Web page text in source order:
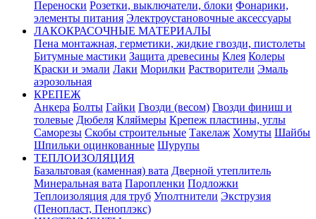
Переноски Розетки, выключатели, блоки Фонарики,
элементы питания Электроустановочные аксессуары
ЛАКОКРАСОЧНЫЕ МАТЕРИАЛЫ
Пена монтажная, герметики, жидкие гвозди, пистолеты
Битумные мастики Защита древесины Клея Колеры
Краски и эмали Лаки Морилки Растворители Эмаль
аэрозольная
КРЕПЕЖ
Анкера Болты Гайки Гвозди (весом) Гвозди финиш и
толевые Дюбеля Кляймеры Крепеж пластины, углы
Саморезы Скобы строительные Такелаж Хомуты Шайбы
Шпильки оцинкованные Шурупы
ТЕПЛОИЗОЛЯЦИЯ
Базальтовая (каменная) вата Дверной утеплитель
Минеральная вата Паропленки Подложки
Теплоизоляция для труб Уполтнители Экструзия
(Пенопласт, Пеноплэкс)